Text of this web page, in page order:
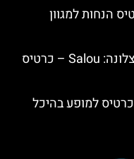
הנחות למגוון
פארק המים PortAventura בברצלונה: Salou – כרטיס
למופע בהיכל